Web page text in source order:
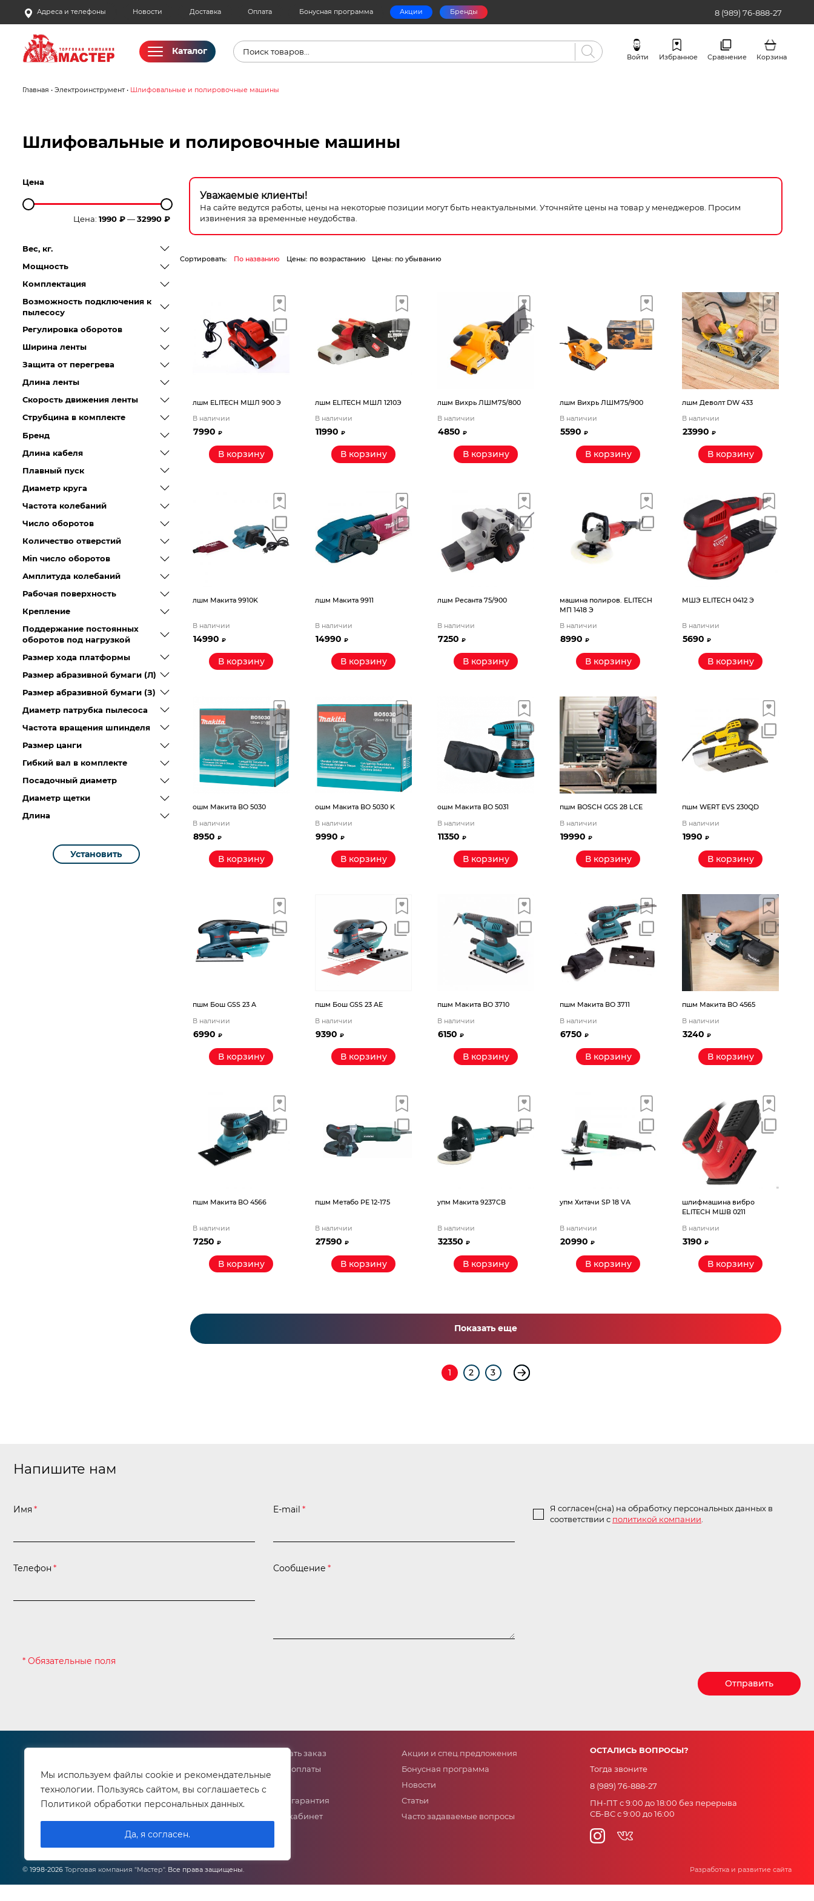
Мы используем файлы cookie и рекомендательные
технологии. Пользуясь сайтом, вы соглашаетесь с
Политикой обработки персональных данных.
Да, я согласен.
to
content
Адреса и телефоны Новости Доставка Оплата Бонусная программа Акции Бренды 8 (989) 76-888-27
Бассейны
Инструмент ручной
Клининговое оборудование
Компрессорное оборудование
Новогодние товары
Отопление и климат
Подарочные сертификаты
Расходные материалы и оснастка
Сад-огород
Садовая техника
Сварочное оборудование
Спецодежда
Строительное оборудование
Электроинструмент
Электрохозтовары
Каталог
Поиск
товаров
Войти Избранное Сравнение Корзина
Главная • Электроинструмент• Шлифовальные и полировочные машины
Шлифовальные и полировочные машины
Уважаемые клиенты!
На сайте ведутся работы, цены на некоторые позиции могут быть неактуальными. Уточняйте цены на товар у менеджеров. Просим
извинения за временные неудобства.
Сортировать: По названию Цены: по возрастанию Цены: по убыванию
лшм ELITECH МШЛ 900 Э
В наличии
7990₽
В корзину
лшм ELITECH МШЛ 1210Э
В наличии
11990₽
В корзину
лшм Вихрь ЛШМ75/800
В наличии
4850₽
В корзину
лшм Вихрь ЛШМ75/900
В наличии
5590₽
В корзину
лшм Деволт DW 433
В наличии
23990₽
В корзину
лшм Макита 9910K
В наличии
14990₽
В корзину
лшм Макита 9911
В наличии
14990₽
В корзину
лшм Ресанта 75/900
В наличии
7250₽
В корзину
машина полиров. ELITECH
МП 1418 Э
В наличии
8990₽
В корзину
МШЭ ELITECH 0412 Э
В наличии
5690₽
В корзину
ошм Макита ВО 5030
В наличии
8950₽
В корзину
ошм Макита ВО 5030 K
В наличии
9990₽
В корзину
ошм Макита ВО 5031
В наличии
11350₽
В корзину
пшм BOSCH GGS 28 LCE
В наличии
19990₽
В корзину
пшм WERT EVS 230QD
В наличии
1990₽
В корзину
пшм Бош GSS 23 A
В наличии
6990₽
В корзину
пшм Бош GSS 23 AЕ
В наличии
9390₽
В корзину
пшм Макита ВО 3710
В наличии
6150₽
В корзину
пшм Макита ВО 3711
В наличии
6750₽
В корзину
пшм Макита ВО 4565
В наличии
3240₽
В корзину
пшм Макита ВО 4566
В наличии
7250₽
В корзину
пшм Метабо PE 12-175
В наличии
27590₽
В корзину
упм Макита 9237CВ
В наличии
32350₽
В корзину
упм Хитачи SP 18 VA
В наличии
20990₽
В корзину
шлифмашина вибро
ELITECH МШВ 0211
В наличии
3190₽
В корзину
Показать еще
1 2 3
Цена
Цена: 1990 ₽— 32990 ₽
Вес, кг.
Мощность
Комплектация
Возможность подключения к
пылесосу
Регулировка оборотов
Ширина ленты
Защита от перегрева
Длина ленты
Скорость движения ленты
Струбцина в комплекте
Бренд
Длина кабеля
Плавный пуск
Диаметр круга
Частота колебаний
Число оборотов
Количество отверстий
Min число оборотов
Амплитуда колебаний
Рабочая поверхность
Крепление
Поддержание постоянных
оборотов под нагрузкой
Размер хода платформы
Размер абразивной бумаги (Л)
Размер абразивной бумаги (З)
Диаметр патрубка пылесоса
Частота вращения шпинделя
Размер цанги
Гибкий вал в комплекте
Посадочный диаметр
Диаметр щетки
Длина
Установить
Напишите нам
Имя * E-mail *
Я согласен(сна) на обработку персональных данных в
соответствии с политикой компании.
Телефон * Сообщение *
* Обязательные поля
Отправить
Реквизиты
Сервисный центр
Контактная информация
Как сделать заказ
Способы оплаты
Возрат и гарантия
Личный кабинет
Акции и спец.предложения
Бонусная программа
Новости
Статьи
Часто задаваемые вопросы
ОСТАЛИСЬ ВОПРОСЫ?
Тогда звоните
8 (989) 76-888-27
ПН-ПТ с 9:00 до 18:00 без перерыва
СБ-ВС с 9:00 до 16:00
© 1998-2026 Торговая компания "Мастер". Все права защищены. Разработка и развитие сайта